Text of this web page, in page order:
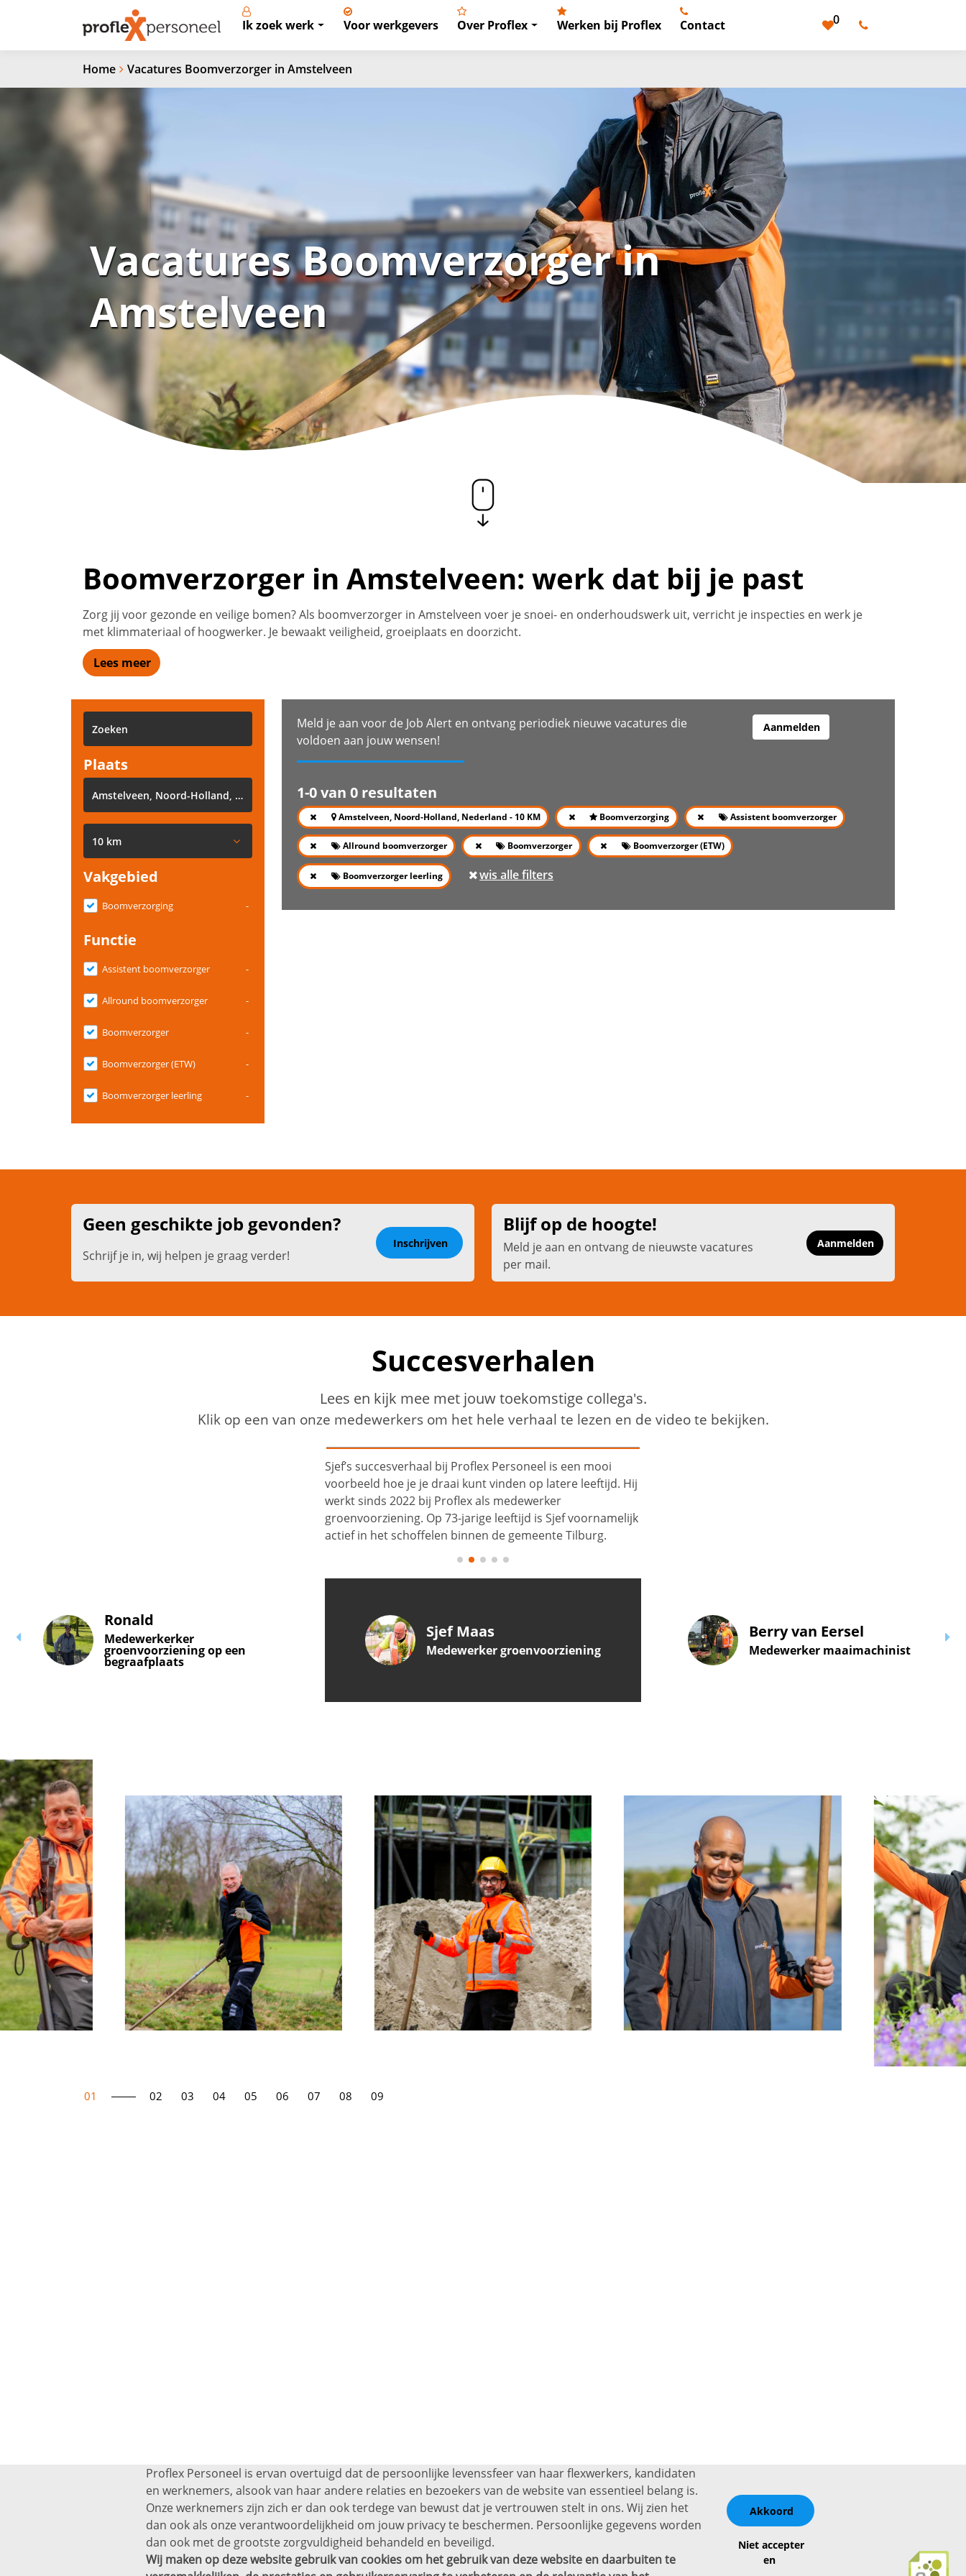
Ik zoek werk Voor werkgevers Over Proflex Werken bij Proflex Contact 0
Home Vacatures Boomverzorger in Amstelveen
Vacatures Boomverzorger in
Amstelveen
Boomverzorger in Amstelveen: werk dat bij je past
Zorg jij voor gezonde en veilige bomen? Als boomverzorger in Amstelveen voer je snoei- en onderhoudswerk uit, verricht je inspecties en werk je
met klimmateriaal of hoogwerker. Je bewaakt veiligheid, groeiplaats en doorzicht.
Lees meer
Plaats
10 km
Vakgebied
Boomverzorging -
Functie
Assistent boomverzorger -
Allround boomverzorger -
Boomverzorger -
Boomverzorger (ETW) -
Boomverzorger leerling -
Meld je aan voor de Job Alert en ontvang periodiek nieuwe vacatures die
voldoen aan jouw wensen!
Aanmelden
1-0 van 0 resultaten
Amstelveen, Noord-Holland, Nederland - 10 KM Boomverzorging Assistent boomverzorger
Allround boomverzorger Boomverzorger Boomverzorger (ETW)
Boomverzorger leerling wis alle filters
Geen geschikte job gevonden?
Schrijf je in, wij helpen je graag verder!
Inschrijven
Blijf op de hoogte!
Meld je aan en ontvang de nieuwste vacatures
per mail.
Aanmelden
Succesverhalen
Lees en kijk mee met jouw toekomstige collega's.
Klik op een van onze medewerkers om het hele verhaal te lezen en de video te bekijken.
Ronald
Medewerkerker
groenvoorziening op een
begraafplaats
Sjef’s succesverhaal bij Proflex Personeel is een mooi
voorbeeld hoe je je draai kunt vinden op latere leeftijd. Hij
werkt sinds 2022 bij Proflex als medewerker
groenvoorziening. Op 73-jarige leeftijd is Sjef voornamelijk
actief in het schoffelen binnen de gemeente Tilburg.
Sjef Maas
Medewerker groenvoorziening
Berry van Eersel
Medewerker maaimachinist
01 02 03 04 05 06 07 08 09
Proflex Personeel is ervan overtuigd dat de persoonlijke levenssfeer van haar flexwerkers, kandidaten
en werknemers, alsook van haar andere relaties en bezoekers van de website van essentieel belang is.
Onze werknemers zijn zich er dan ook terdege van bewust dat je vertrouwen stelt in ons. Wij zien het
dan ook als onze verantwoordelijkheid om jouw privacy te beschermen. Persoonlijke gegevens worden
dan ook met de grootste zorgvuldigheid behandeld en beveiligd.
Wij maken op deze website gebruik van cookies om het gebruik van deze website en daarbuiten te
Akkoord
Niet accepter
en